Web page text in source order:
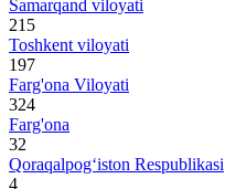
Samarqand viloyati
215
Toshkent viloyati
197
Farg'ona Viloyati
324
Farg'ona
32
Qoraqalpogʻiston Respublikasi
4